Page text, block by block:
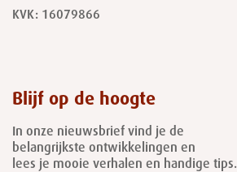
KVK: 16079866
Blijf op de hoogte
In onze nieuwsbrief vind je de
belangrijkste ontwikkelingen en
lees je mooie verhalen en handige tips.